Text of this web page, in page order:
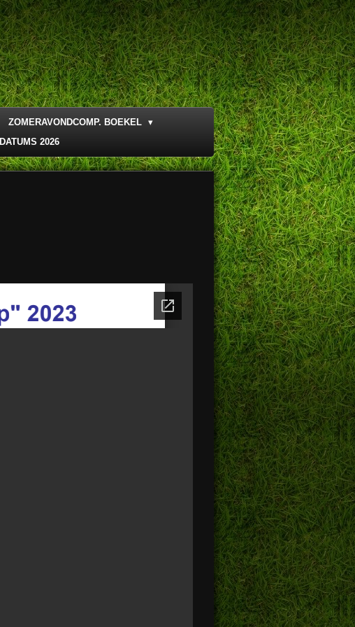
ZOMERAVONDCOMP. BOEKEL
DATUMS 2026